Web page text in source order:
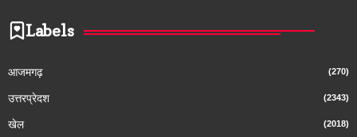
Labels
आजमगढ़ (270)
उत्तरप्रेदश (2343)
खेल (2018)